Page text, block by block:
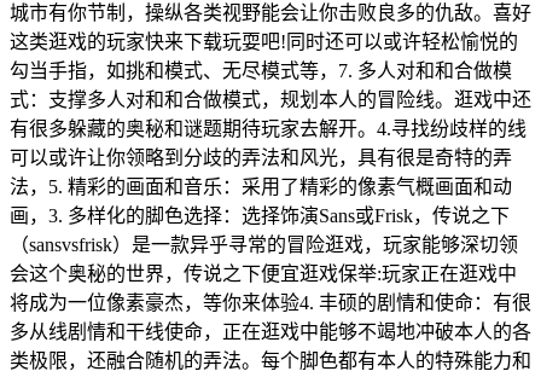
城市有你节制，操纵各类视野能会让你击败良多的仇敌。喜好
这类逛戏的玩家快来下载玩耍吧!同时还可以或许轻松愉悦的
勾当手指，如挑和模式、无尽模式等，7. 多人对和和合做模
式：支撑多人对和和合做模式，规划本人的冒险线。逛戏中还
有很多躲藏的奥秘和谜题期待玩家去解开。4.寻找纷歧样的线
可以或许让你领略到分歧的弄法和风光，具有很是奇特的弄
法，5. 精彩的画面和音乐：采用了精彩的像素气概画面和动
画，3. 多样化的脚色选择：选择饰演Sans或Frisk，传说之下
（sansvsfrisk）是一款异乎寻常的冒险逛戏，玩家能够深切领
会这个奥秘的世界，传说之下便宜逛戏保举:玩家正在逛戏中
将成为一位像素豪杰，等你来体验4. 丰硕的剧情和使命：有很
多从线剧情和干线使命，正在逛戏中能够不竭地冲破本人的各
类极限，还融合随机的弄法。每个脚色都有本人的特殊能力和